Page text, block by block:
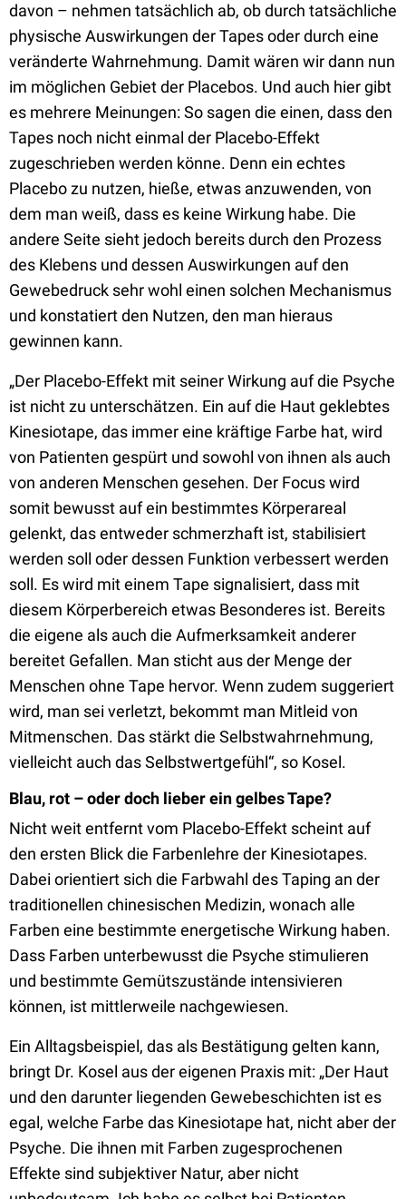
davon – nehmen tatsächlich ab, ob durch tatsächliche
physische Auswirkungen der Tapes oder durch eine
veränderte Wahrnehmung. Damit wären wir dann nun
im möglichen Gebiet der Placebos. Und auch hier gibt
es mehrere Meinungen: So sagen die einen, dass den
Tapes noch nicht einmal der Placebo-Effekt
zugeschrieben werden könne. Denn ein echtes
Placebo zu nutzen, hieße, etwas anzuwenden, von
dem man weiß, dass es keine Wirkung habe. Die
andere Seite sieht jedoch bereits durch den Prozess
des Klebens und dessen Auswirkungen auf den
Gewebedruck sehr wohl einen solchen Mechanismus
und konstatiert den Nutzen, den man hieraus
gewinnen kann.
„Der Placebo-Effekt mit seiner Wirkung auf die Psyche
ist nicht zu unterschätzen. Ein auf die Haut geklebtes
Kinesiotape, das immer eine kräftige Farbe hat, wird
von Patienten gespürt und sowohl von ihnen als auch
von anderen Menschen gesehen. Der Focus wird
somit bewusst auf ein bestimmtes Körperareal
gelenkt, das entweder schmerzhaft ist, stabilisiert
werden soll oder dessen Funktion verbessert werden
soll. Es wird mit einem Tape signalisiert, dass mit
diesem Körperbereich etwas Besonderes ist. Bereits
die eigene als auch die Aufmerksamkeit anderer
bereitet Gefallen. Man sticht aus der Menge der
Menschen ohne Tape hervor. Wenn zudem suggeriert
wird, man sei verletzt, bekommt man Mitleid von
Mitmenschen. Das stärkt die Selbstwahrnehmung,
vielleicht auch das Selbstwertgefühl“, so Kosel.
Blau, rot – oder doch lieber ein gelbes Tape?
Nicht weit entfernt vom Placebo-Effekt scheint auf
den ersten Blick die Farbenlehre der Kinesiotapes.
Dabei orientiert sich die Farbwahl des Taping an der
traditionellen chinesischen Medizin, wonach alle
Farben eine bestimmte energetische Wirkung haben.
Dass Farben unterbewusst die Psyche stimulieren
und bestimmte Gemütszustände intensivieren
können, ist mittlerweile nachgewiesen.
Ein Alltagsbeispiel, das als Bestätigung gelten kann,
bringt Dr. Kosel aus der eigenen Praxis mit: „Der Haut
und den darunter liegenden Gewebeschichten ist es
egal, welche Farbe das Kinesiotape hat, nicht aber der
Psyche. Die ihnen mit Farben zugesprochenen
Effekte sind subjektiver Natur, aber nicht